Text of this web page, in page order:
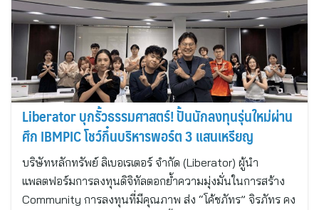
Liberator บุกรั้วธรรมศาสตร์! ปั้นนักลงทุนรุ่นใหม่ผ่าน
ศึก IBMPIC โชว์กึ๋นบริหารพอร์ต 3 แสนเหรียญ
บริษัทหลักทรัพย์ ลิเบอเรเตอร์ จำกัด (Liberator) ผู้นำ
แพลตฟอร์มการลงทุนดิจิทัลตอกย้ำความมุ่งมั่นในการสร้าง
Community การลงทุนที่มีคุณภาพ ส่ง “โค้ชภัทร” จิรภัทร คง